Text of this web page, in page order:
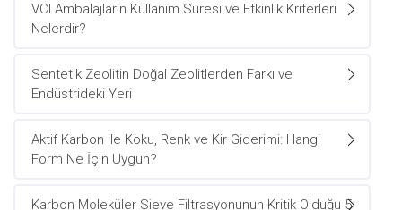
VCI Ambalajların Kullanım Süresi ve Etkinlik Kriterleri
Nelerdir?
Sentetik Zeolitin Doğal Zeolitlerden Farkı ve
Endüstrideki Yeri
Aktif Karbon ile Koku, Renk ve Kir Giderimi: Hangi
Form Ne İçin Uygun?
Karbon Moleküler Sieve Filtrasyonunun Kritik Olduğu 5